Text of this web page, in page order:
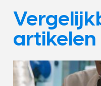
artikelen